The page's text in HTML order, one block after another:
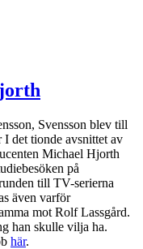
Svensson blev till
det tionde avsnittet av
Michael Hjorth
på
till TV-serierna
även varför
mot Rolf Lassgård.
han skulle vilja ha.
här.